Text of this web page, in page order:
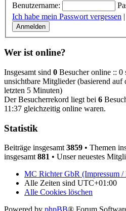
Benutzername:
Ich habe mein Passwort vergessen |
Wer ist online?
Insgesamt sind 0 Besucher online ::
unsichtbare Mitglieder (basierend auf
letzten 5 Minuten)
Der Besucherrekord liegt bei 6
11:37 gleichzeitig online waren.
Statistik
Beiträge insgesamt 3859 • Themen
insgesamt 881 • Unser neuestes
MC Richter GbR (Impressum /
Alle Zeiten sind UTC+01:00
Alle Cookies löschen